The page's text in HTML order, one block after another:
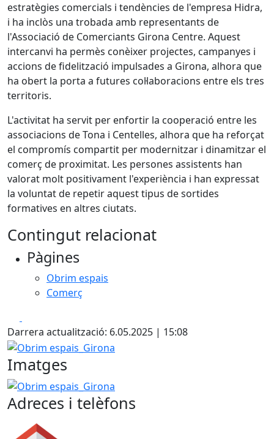
estratègies comercials i tendències de l'empresa Hidra,
i ha inclòs una trobada amb representants de
l'Associació de Comerciants Girona Centre. Aquest
intercanvi ha permès conèixer projectes, campanyes i
accions de fidelització impulsades a Girona, alhora que
ha obert la porta a futures col·laboracions entre els tres
territoris.
L'activitat ha servit per enfortir la cooperació entre les
associacions de Tona i Centelles, alhora que ha reforçat
el compromís compartit per modernitzar i dinamitzar el
comerç de proximitat. Les persones assistents han
valorat molt positivament l'experiència i han expressat
la voluntat de repetir aquest tipus de sortides
formatives en altres ciutats.
Contingut relacionat
Pàgines
Obrim espais
Comerç
Darrera actualització: 6.05.2025 | 15:08
Obrim espais_Girona
Imatges
Obrim espais_Girona
Adreces i telèfons